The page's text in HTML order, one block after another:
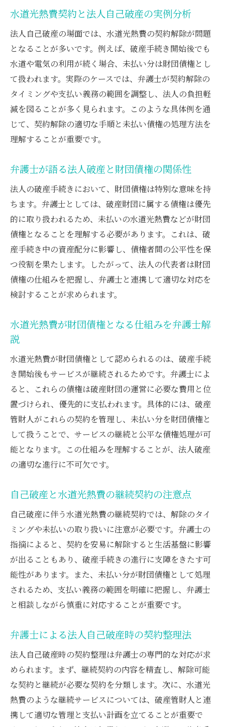
継続契約解除後の財団債権処理を弁護士が
解説
水道光熱費の未払いと財団債権の扱いを弁護士
が説明
弁護士視点で見る水道光熱費未払いの分類
自己破産時の水道料金と財団債権の関係性
弁護士が伝える財団債権免責の重要ポイン
ト
水道光熱費未払い時の弁護士の具体的対応
破産手続での公共料金引き落とし対応法
財団債権とは何か弁護士がわかりやすく解
説
法人自己破産での水道光熱費契約の注意点
弁護士が強調する継続契約の早期見直しの
重要性
法人破産時における水道光熱費契約解除の
要点
自己破産中に注意すべき財団債権の取り扱
弁護士による破産法56条の具体的運用例
内容
法人自己破産と公共料金引き落とし対応策
破産法に基づく継続的契約解除と弁護士の視点
弁護士が語る破産法下の契約解除プロセス
継続契約解除における財団債権の実態とは
破産法56条に基づく弁護士の実務経験例
弁護士が解説する財団債権交付要求の進め
自己破産での水道光熱費契約解除時の留意
点
破産法上の継続契約解除で弁護士ができる
支援
自己破産時の財団債権と水道光熱費の関係性
財団債権に該当する水道光熱費を弁護士が
解説
説明
士解説
弁護士が案内する破産法56条の重要な観点
財団債権の取扱いで弁護士が重視する点
公共料金の未払いが財団債権となる場合
水道光熱費契約と法人自己破産の実例分析
法人自己破産の場面では、水道光熱費の契約解除が問題
となることが多いです。例えば、破産手続き開始後でも
水道や電気の利用が続く場合、未払い分は財団債権とし
て扱われます。実際のケースでは、弁護士が契約解除の
タイミングや支払い義務の範囲を調整し、法人の負担軽
減を図ることが多く見られます。このような具体例を通
じて、契約解除の適切な手順と未払い債権の処理方法を
理解することが重要です。
弁護士が語る法人破産と財団債権の関係性
法人の破産手続きにおいて、財団債権は特別な意味を持
ちます。弁護士としては、破産財団に属する債権は優先
的に取り扱われるため、未払いの水道光熱費などが財団
債権となることを理解する必要があります。これは、破
産手続き中の資産配分に影響し、債権者間の公平性を保
つ役割を果たします。したがって、法人の代表者は財団
債権の仕組みを把握し、弁護士と連携して適切な対応を
検討することが求められます。
水道光熱費が財団債権となる仕組みを弁護士解
説
水道光熱費が財団債権として認められるのは、破産手続
き開始後もサービスが継続されるためです。弁護士によ
ると、これらの債権は破産財団の運営に必要な費用と位
置づけられ、優先的に支払われます。具体的には、破産
管財人がこれらの契約を管理し、未払い分を財団債権と
して扱うことで、サービスの継続と公平な債権処理が可
能となります。この仕組みを理解することが、法人破産
の適切な進行に不可欠です。
自己破産と水道光熱費の継続契約の注意点
自己破産に伴う水道光熱費の継続契約では、解除のタイ
ミングや未払いの取り扱いに注意が必要です。弁護士の
指摘によると、契約を安易に解除すると生活基盤に影響
が出ることもあり、破産手続きの進行に支障をきたす可
能性があります。また、未払い分が財団債権として処理
されるため、支払い義務の範囲を明確に把握し、弁護士
と相談しながら慎重に対応することが重要です。
弁護士による法人自己破産時の契約整理法
法人自己破産時の契約整理は弁護士の専門的な対応が求
められます。まず、継続契約の内容を精査し、解除可能
な契約と継続が必要な契約を分類します。次に、水道光
熱費のような継続サービスについては、破産管財人と連
携して適切な管理と支払い計画を立てることが重要で